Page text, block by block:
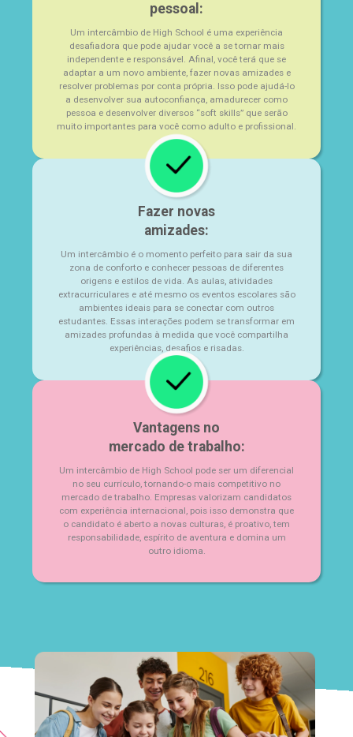
pessoal:
Um intercâmbio de High School é uma experiência
desafiadora que pode ajudar você a se tornar mais
independente e responsável. Afinal, você terá que se
adaptar a um novo ambiente, fazer novas amizades e
resolver problemas por conta própria. Isso pode ajudá-lo
a desenvolver sua autoconfiança, amadurecer como
pessoa e desenvolver diversos “soft skills” que serão
muito importantes para você como adulto e profissional.
Fazer novas
amizades:
Um intercâmbio é o momento perfeito para sair da sua
zona de conforto e conhecer pessoas de diferentes
origens e estilos de vida. As aulas, atividades
extracurriculares e até mesmo os eventos escolares são
ambientes ideais para se conectar com outros
estudantes. Essas interações podem se transformar em
amizades profundas à medida que você compartilha
experiências, desafios e risadas.
Vantagens no
mercado de trabalho:
Um intercâmbio de High School pode ser um diferencial
no seu currículo, tornando-o mais competitivo no
mercado de trabalho. Empresas valorizam candidatos
com experiência internacional, pois isso demonstra que
o candidato é aberto a novas culturas, é proativo, tem
responsabilidade, espírito de aventura e domina um
outro idioma.